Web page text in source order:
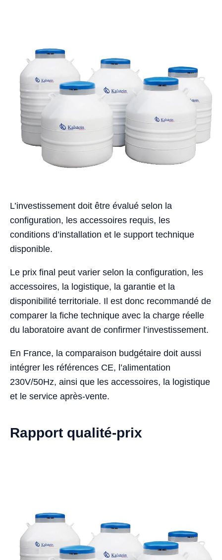
L’investissement doit être évalué selon la
configuration, les accessoires requis, les
conditions d’installation et le support technique
disponible.
Le prix final peut varier selon la configuration, les
accessoires, la logistique, la garantie et la
disponibilité territoriale. Il est donc recommandé de
comparer la fiche technique avec la charge réelle
du laboratoire avant de confirmer l’investissement.
En France, la comparaison budgétaire doit aussi
intégrer les références CE, l’alimentation
230V/50Hz, ainsi que les accessoires, la logistique
et le service après-vente.
Rapport qualité-prix